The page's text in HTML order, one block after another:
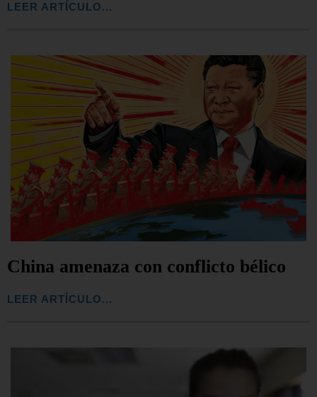
LEER ARTÍCULO...
China amenaza con conflicto bélico
LEER ARTÍCULO...